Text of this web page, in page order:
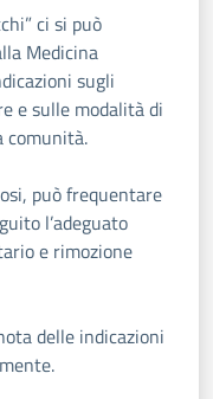
ci si può
Medicina
sugli
e sulle modalità di
comunità.
può frequentare
l’adeguato
e rimozione
delle indicazioni